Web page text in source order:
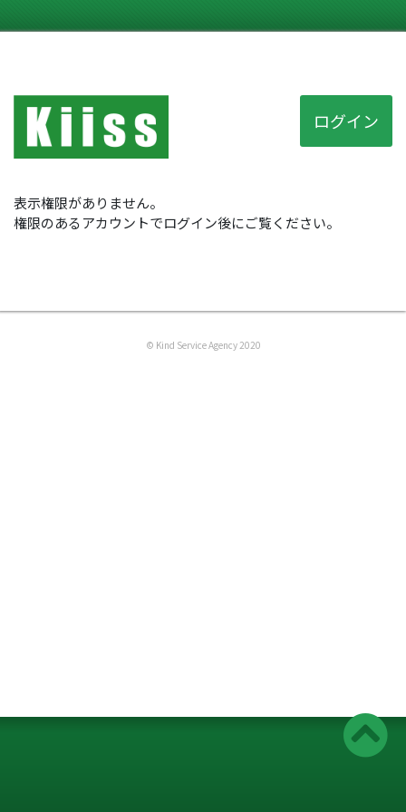
ログイン
表示権限がありません。
権限のあるアカウントでログイン後にご覧ください。
© Kind Service Agency 2020